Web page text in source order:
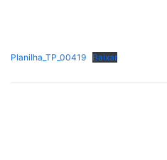
Planilha_TP_00419 Baixar